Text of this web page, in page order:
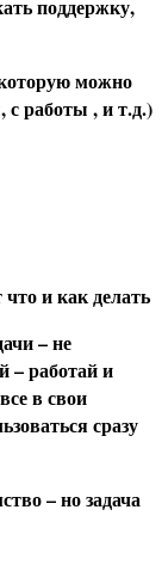
поддержку,
можно
с работы , и т.д.)
и как делать
– не
– работай и
в свои
сразу
– но задача